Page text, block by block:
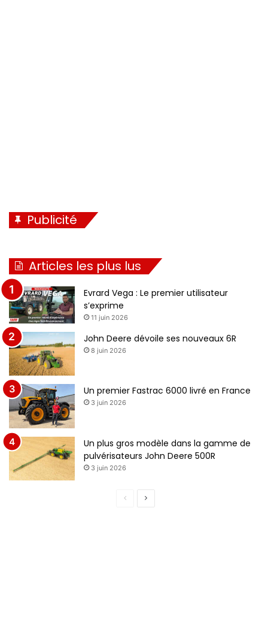
Publicité
Articles les plus lus
Evrard Vega : Le premier utilisateur
s’exprime
11 juin 2026
John Deere dévoile ses nouveaux 6R
8 juin 2026
Un premier Fastrac 6000 livré en France
3 juin 2026
Un plus gros modèle dans la gamme de
pulvérisateurs John Deere 500R
3 juin 2026
Page
Page